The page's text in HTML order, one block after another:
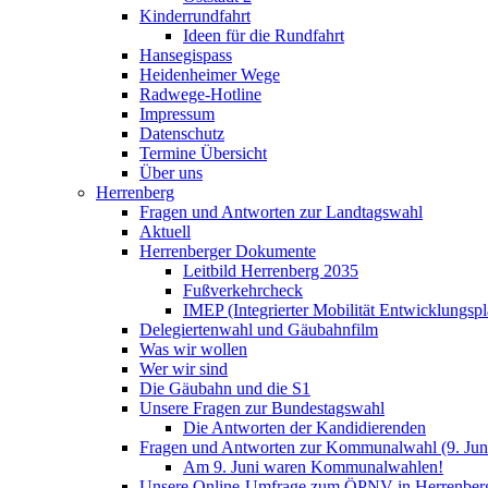
Kinderrundfahrt
Ideen für die Rundfahrt
Hansegispass
Heidenheimer Wege
Radwege-Hotline
Impressum
Datenschutz
Termine Übersicht
Über uns
Herrenberg
Fragen und Antworten zur Landtagswahl
Aktuell
Herrenberger Dokumente
Leitbild Herrenberg 2035
Fußverkehrcheck
IMEP (Integrierter Mobilität
Delegiertenwahl und Gäubahnfilm
Was wir wollen
Wer wir sind
Die Gäubahn und die S1
Unsere Fragen zur Bundestagswahl
Die Antworten der Kandidierenden
Fragen und Antworten zur Kommunalwahl (9.
Am 9. Juni waren Kommunalwahlen!